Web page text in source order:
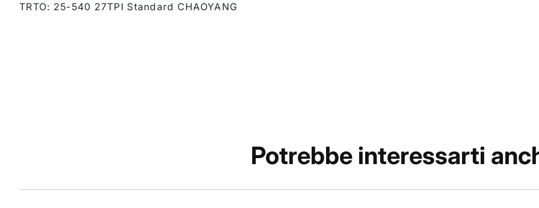
TRTO: 25-540 27TPI Standard CHAOYANG
Potrebbe interessarti